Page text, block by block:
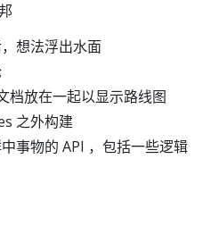
想法浮出水面
档放在一起以显示路线图
之外构建
事物的 API ，包括一些逻辑